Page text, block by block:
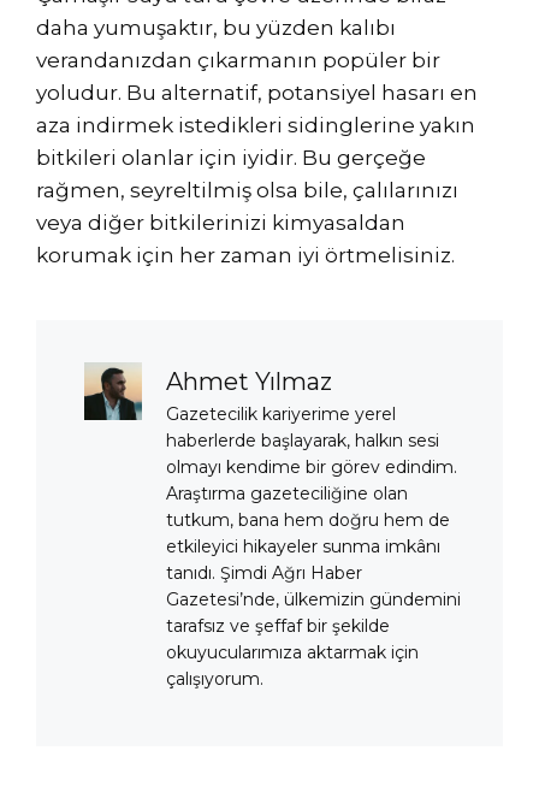
daha yumuşaktır, bu yüzden kalıbı
verandanızdan çıkarmanın popüler bir
yoludur. Bu alternatif, potansiyel hasarı en
aza indirmek istedikleri sidinglerine yakın
bitkileri olanlar için iyidir. Bu gerçeğe
rağmen, seyreltilmiş olsa bile, çalılarınızı
veya diğer bitkilerinizi kimyasaldan
korumak için her zaman iyi örtmelisiniz.
Ahmet Yılmaz
Gazetecilik kariyerime yerel
haberlerde başlayarak, halkın sesi
olmayı kendime bir görev edindim.
Araştırma gazeteciliğine olan
tutkum, bana hem doğru hem de
etkileyici hikayeler sunma imkânı
tanıdı. Şimdi Ağrı Haber
Gazetesi’nde, ülkemizin gündemini
tarafsız ve şeffaf bir şekilde
okuyucularımıza aktarmak için
çalışıyorum.